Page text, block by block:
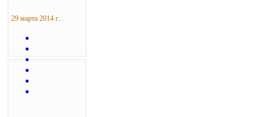
29 марта 2014 г...